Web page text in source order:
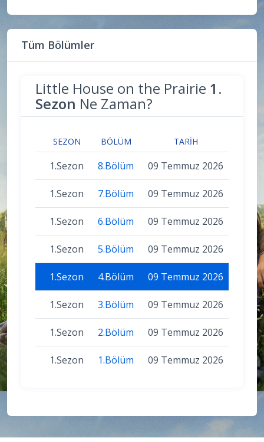
Tüm Bölümler
Little House on the Prairie 1.
Sezon Ne Zaman?
SEZON BÖLÜM TARIH
1.Sezon 8.Bölüm 09 Temmuz 2026
1.Sezon 7.Bölüm 09 Temmuz 2026
1.Sezon 6.Bölüm 09 Temmuz 2026
1.Sezon 5.Bölüm 09 Temmuz 2026
1.Sezon 4.Bölüm 09 Temmuz 2026
1.Sezon 3.Bölüm 09 Temmuz 2026
1.Sezon 2.Bölüm 09 Temmuz 2026
1.Sezon 1.Bölüm 09 Temmuz 2026